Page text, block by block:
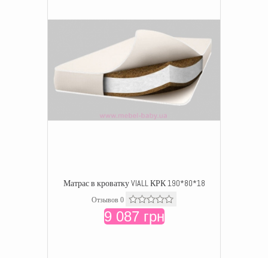
Матрас в кроватку VIALL КРК 190*80*18
Отзывов 0
9 087 грн